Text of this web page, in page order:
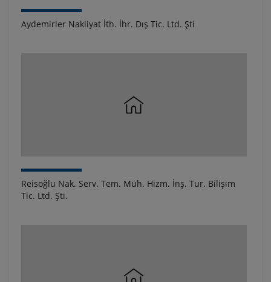
Aydemirler Nakliyat İth. İhr. Dış Tic. Ltd. Şti
Reisoğlu Nak. Serv. Tem. Müh. Hizm. İnş. Tur. Bilişim
Tic. Ltd. Şti.